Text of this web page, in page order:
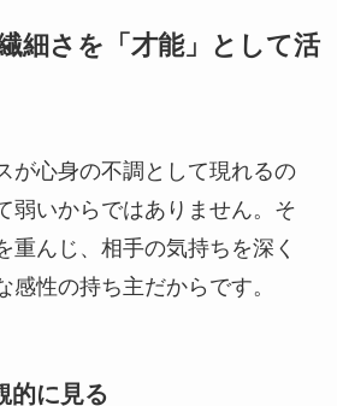
細さを「才能」として活
が心身の不調として現れるの
弱いからではありません。そ
重んじ、相手の気持ちを深く
感性の持ち主だからです。
的に見る